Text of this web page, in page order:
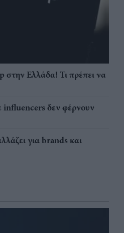
στην Ελλάδα! Τι πρέπει να
influencers δεν φέρνουν
για brands και